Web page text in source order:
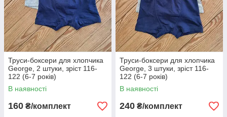
Труси-боксери для хлопчика
George, 2 штуки, зріст 116-
122 (6-7 років)
В наявності
160 ₴/комплект
Труси-боксери для хлопчика
George, 3 штуки, зріст 116-
122 (6-7 років)
В наявності
240 ₴/комплект